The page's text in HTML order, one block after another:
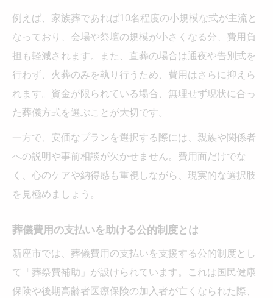
例えば、家族葬であれば10名程度の小規模な式が主流と
なっており、会場や祭壇の規模が小さくなる分、費用負
担も軽減されます。また、直葬の場合は通夜や告別式を
行わず、火葬のみを執り行うため、費用はさらに抑えら
れます。資金が限られている場合、無理せず現状に合っ
た葬儀方式を選ぶことが大切です。
一方で、安価なプランを選択する際には、親族や関係者
への説明や事前相談が欠かせません。費用面だけでな
く、心のケアや納得感も重視しながら、現実的な選択肢
を見極めましょう。
葬儀費用の支払いを助ける公的制度とは
新座市では、葬儀費用の支払いを支援する公的制度とし
て「葬祭費補助」が設けられています。これは国民健康
保険や後期高齢者医療保険の加入者が亡くなられた際、